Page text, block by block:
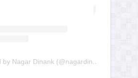
A post shared by Nagar Dinank (@nagardinank)